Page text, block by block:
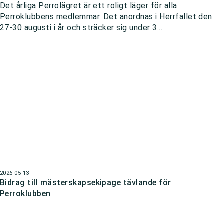
Det årliga Perrolägret är ett roligt läger för alla
Perroklubbens medlemmar. Det anordnas i Herrfallet den
27-30 augusti i år och sträcker sig under 3...
2026-05-13
Bidrag till mästerskapsekipage tävlande för
Perroklubben